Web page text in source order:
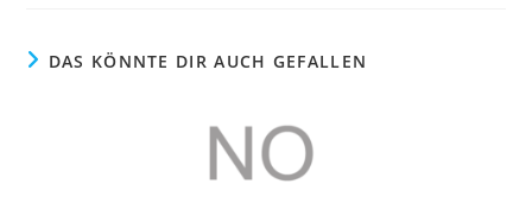
DAS KÖNNTE DIR AUCH GEFALLEN